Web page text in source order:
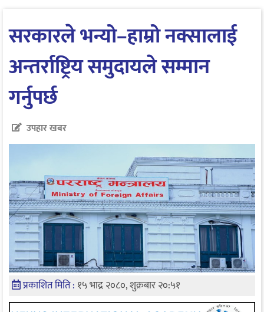
सरकारले भन्यो–हाम्रो नक्सालाई
अन्तर्राष्ट्रिय समुदायले सम्मान
गर्नुपर्छ
उपहार खबर
प्रकाशित मिति : १५ भाद्र २०८०, शुक्रबार २०:५१